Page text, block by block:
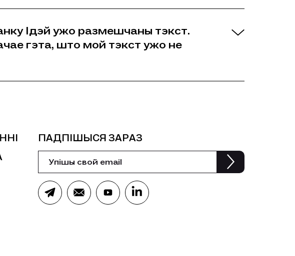
Iдэй ужо размешчаны тэкст.
гэта, што мой тэкст ужо не
ПАДПІШЫСЯ ЗАРАЗ